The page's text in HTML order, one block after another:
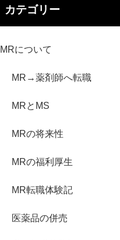
カテゴリー
MRについて
MR→薬剤師へ転職
MRとMS
MRの将来性
MRの福利厚生
MR転職体験記
医薬品の併売